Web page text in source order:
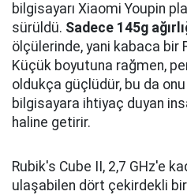
bilgisayarı Xiaomi Youpin
sürüldü. Sadece 145g
ölçülerinde, yani kabaca bir
Küçük boyutuna rağmen,
oldukça güçlüdür, bu da
bilgisayara ihtiyaç duyan
haline getirir.
Rubik's Cube II, 2,7 GHz'e
ulaşabilen dört çekirdekli